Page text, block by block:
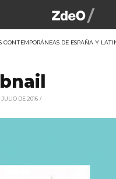
CONTEMPORÁNEAS DE ESPAÑA Y
JULIO DE 2016